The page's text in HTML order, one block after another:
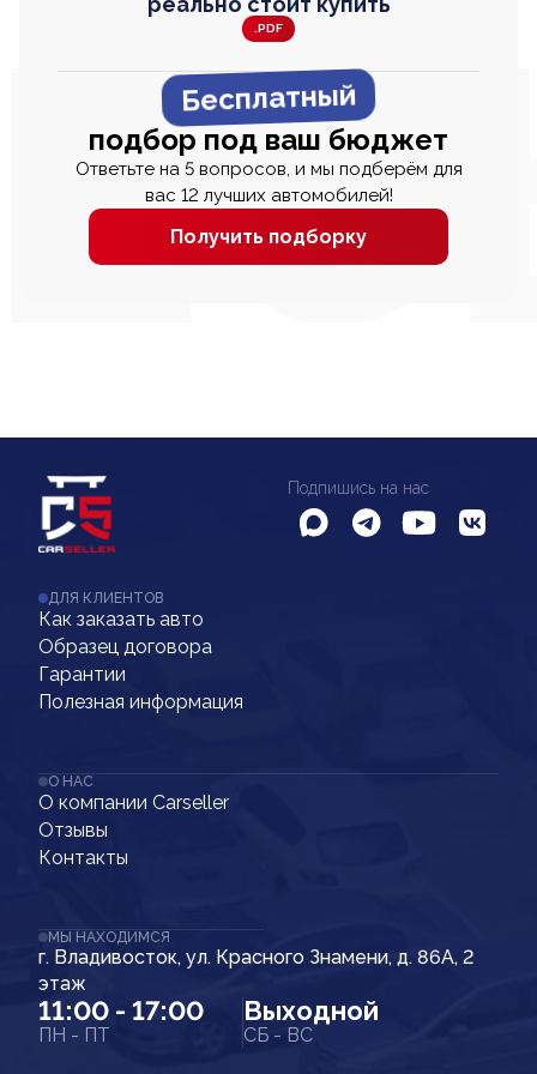
.PDF
Бесплатный
подбор под ваш бюджет
Ответьте на 5 вопросов, и мы подберём для
вас 12 лучших автомобилей!
Получить подборку
Подпишись на нас
ДЛЯ КЛИЕНТОВ
Как заказать авто
Образец договора
Гарантии
Полезная информация
О НАС
О компании Carseller
Отзывы
Контакты
МЫ НАХОДИМСЯ
г. Владивосток, ул. Красного Знамени, д. 86А, 2
этаж
11:00 - 17:00
ПН - ПТ
Выходной
СБ - ВС